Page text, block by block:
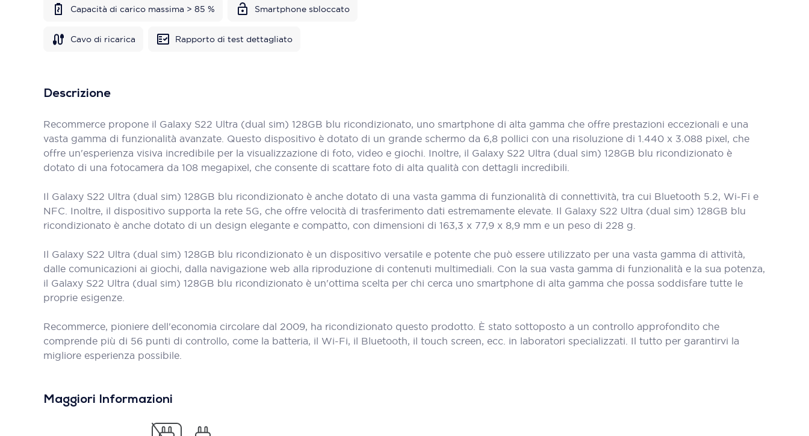
Capacità di carico massima > 85 % Smartphone sbloccato
Cavo di ricarica Rapporto di test dettagliato
Descrizione
Recommerce propone il Galaxy S22 Ultra (dual sim) 128GB blu ricondizionato, uno smartphone di alta gamma che offre prestazioni eccezionali e una
vasta gamma di funzionalità avanzate. Questo dispositivo è dotato di un grande schermo da 6,8 pollici con una risoluzione di 1.440 x 3.088 pixel, che
offre un'esperienza visiva incredibile per la visualizzazione di foto, video e giochi. Inoltre, il Galaxy S22 Ultra (dual sim) 128GB blu ricondizionato è
dotato di una fotocamera da 108 megapixel, che consente di scattare foto di alta qualità con dettagli incredibili.
Il Galaxy S22 Ultra (dual sim) 128GB blu ricondizionato è anche dotato di una vasta gamma di funzionalità di connettività, tra cui Bluetooth 5.2, Wi-Fi e
NFC. Inoltre, il dispositivo supporta la rete 5G, che offre velocità di trasferimento dati estremamente elevate. Il Galaxy S22 Ultra (dual sim) 128GB blu
ricondizionato è anche dotato di un design elegante e compatto, con dimensioni di 163,3 x 77,9 x 8,9 mm e un peso di 228 g.
Il Galaxy S22 Ultra (dual sim) 128GB blu ricondizionato è un dispositivo versatile e potente che può essere utilizzato per una vasta gamma di attività,
dalle comunicazioni ai giochi, dalla navigazione web alla riproduzione di contenuti multimediali. Con la sua vasta gamma di funzionalità e la sua potenza,
il Galaxy S22 Ultra (dual sim) 128GB blu ricondizionato è un'ottima scelta per chi cerca uno smartphone di alta gamma che possa soddisfare tutte le
proprie esigenze.
Recommerce, pioniere dell'economia circolare dal 2009, ha ricondizionato questo prodotto. È stato sottoposto a un controllo approfondito che
comprende più di 56 punti di controllo, come la batteria, il Wi-Fi, il Bluetooth, il touch screen, ecc. in laboratori specializzati. Il tutto per garantirvi la
migliore esperienza possibile.
Maggiori Informazioni